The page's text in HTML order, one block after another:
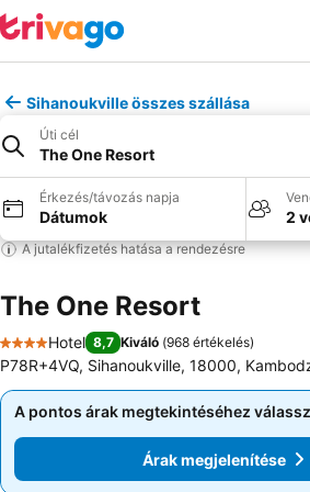
Sihanoukville összes szállása
Úti cél
The One Resort
Érkezés/távozás napja
Dátumok 2
A jutalékfizetés hatása a rendezésre
The One Resort
4 Kategória
Hotel 8,7 Kiváló (968 értékelés)
P78R+4VQ, Sihanoukville, 18000,
A pontos árak megtekintéséhez
Árak megjelenítése
A pontos árak megtekintéséhez
Árak megjelenítése